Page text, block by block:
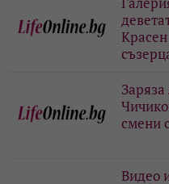
смени
Видео